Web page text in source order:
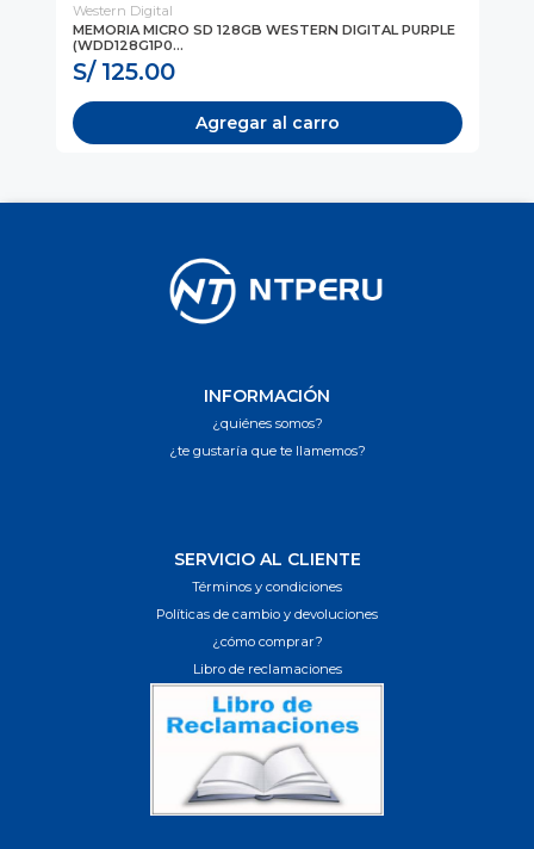
Western Digital
MEMORIA MICRO SD 128GB WESTERN DIGITAL PURPLE
(WDD128G1P0...
S/ 125.00
Agregar al carro
INFORMACIÓN
¿quiénes somos?
¿te gustaría que te llamemos?
SERVICIO AL CLIENTE
Términos y condiciones
Políticas de cambio y devoluciones
¿cómo comprar?
Libro de reclamaciones